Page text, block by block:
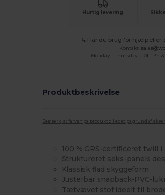
Hurtig levering
Har du brug for hjælp eller
Kontakt
Monday - Thursday : 10h-13h
Produktbeskrivelse
Bemærk, at farven på produktbilledet på grund af
100 % GRS-certificeret twill
Struktureret seks-panels
Klassisk flad skyggeform
Justerbar snapback-PVC-
Tætvævet stof ideelt til